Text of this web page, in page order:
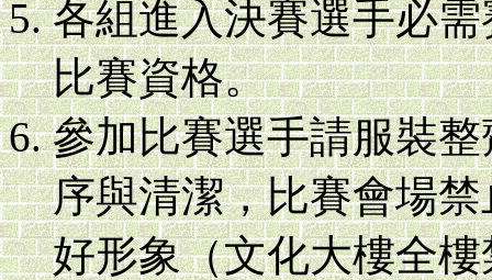
各組進入決賽選手必
比賽資格。
參加比賽選手請服裝
序與清潔，比賽會場
好形象（文化大樓全